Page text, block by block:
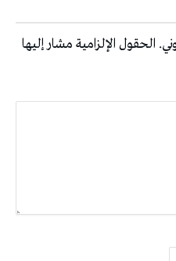
الحقول الإلزامية مشار إليها